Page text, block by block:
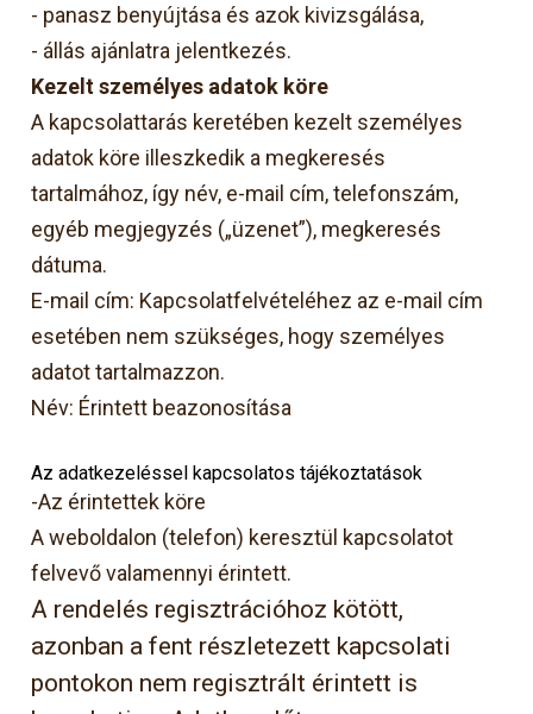
- panasz benyújtása és azok kivizsgálása,
- állás ajánlatra jelentkezés.
Kezelt személyes adatok köre
A kapcsolattarás keretében kezelt személyes
adatok köre illeszkedik a megkeresés
tartalmához, így név, e-mail cím, telefonszám,
egyéb megjegyzés („üzenet”), megkeresés
dátuma.
E-mail cím: Kapcsolatfelvételéhez az e-mail cím
esetében nem szükséges, hogy személyes
adatot tartalmazzon.
Név: Érintett beazonosítása
Az adatkezeléssel kapcsolatos tájékoztatások
-Az érintettek köre
A weboldalon (telefon) keresztül kapcsolatot
felvevő valamennyi érintett.
A rendelés regisztrációhoz kötött,
azonban a fent részletezett kapcsolati
pontokon nem regisztrált érintett is